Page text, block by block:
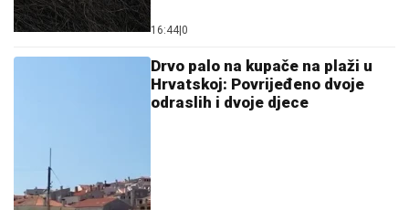
16:44|0
Drvo palo na kupače na plaži u
Hrvatskoj: Povrijeđeno dvoje
odraslih i dvoje djece